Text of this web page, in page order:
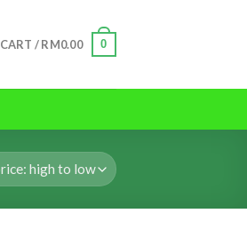
CART /RM0.00 0